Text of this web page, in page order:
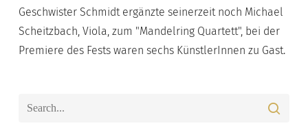
Geschwister Schmidt ergänzte seinerzeit noch Michael
Scheitzbach, Viola, zum "Mandelring Quartett", bei der
Premiere des Fests waren sechs KünstlerInnen zu Gast.